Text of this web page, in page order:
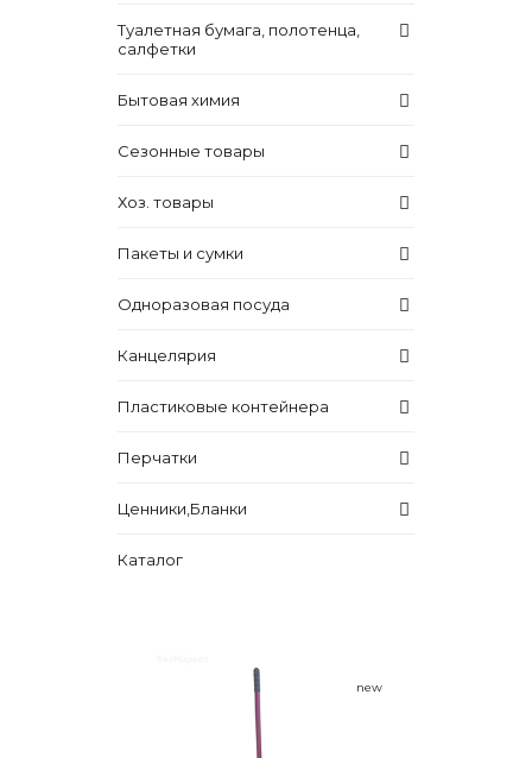
Туалетная бумага, полотенца,
салфетки
Бытовая химия
Сезонные товары
Хоз. товары
Пакеты и сумки
Одноразовая посуда
Канцелярия
Пластиковые контейнера
Перчатки
Ценники,Бланки
Каталог
new